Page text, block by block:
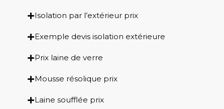
Isolation par l’extérieur prix
Exemple devis isolation extérieure
Prix laine de verre
Mousse résolique prix
Laine soufflée prix